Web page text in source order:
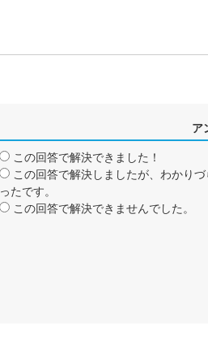
ア
この回答で解決できました！
この回答で解決しましたが、わかり
ったです。
この回答で解決できませんでした。